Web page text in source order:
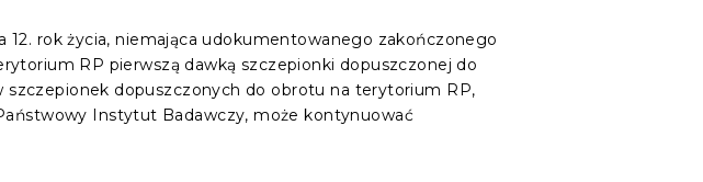
12. rok życia, niemająca udokumentowanego zakończonego
RP pierwszą dawką szczepionki dopuszczonej do
dopuszczonych do obrotu na terytorium RP,
Instytut Badawczy, może kontynuować